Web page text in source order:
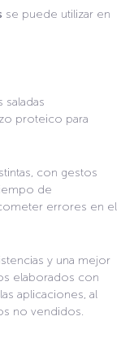
se puede utilizar en
saladas
proteico para
con gestos
de
errores en el
y una mejor
elaborados con
aplicaciones, al
no vendidos.